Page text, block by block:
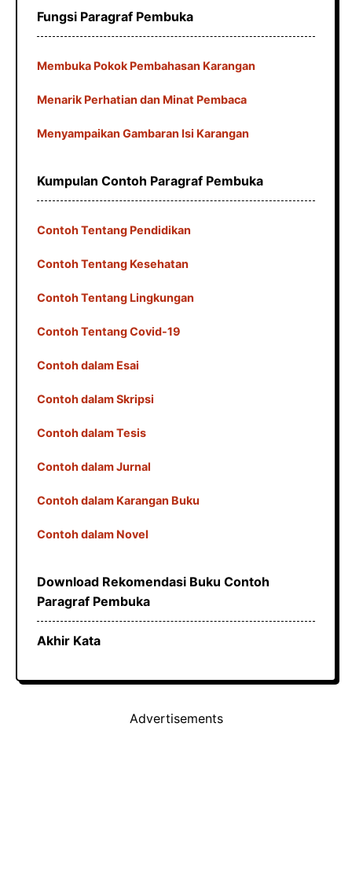
Fungsi Paragraf Pembuka
Membuka Pokok Pembahasan Karangan
Menarik Perhatian dan Minat Pembaca
Menyampaikan Gambaran Isi Karangan
Kumpulan Contoh Paragraf Pembuka
Contoh Tentang Pendidikan
Contoh Tentang Kesehatan
Contoh Tentang Lingkungan
Contoh Tentang Covid-19
Contoh dalam Esai
Contoh dalam Skripsi
Contoh dalam Tesis
Contoh dalam Jurnal
Contoh dalam Karangan Buku
Contoh dalam Novel
Download Rekomendasi Buku Contoh
Paragraf Pembuka
Akhir Kata
Advertisements